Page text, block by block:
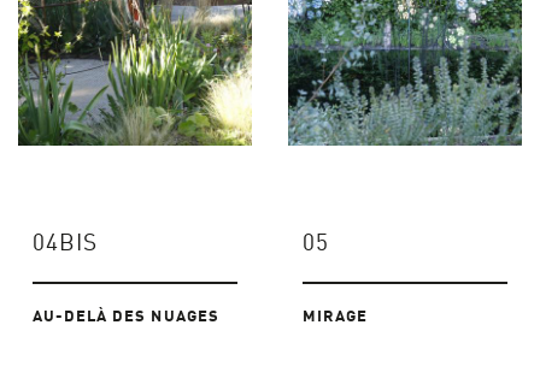
04BIS
AU-DELÀ DES NUAGES
05
MIRAGE